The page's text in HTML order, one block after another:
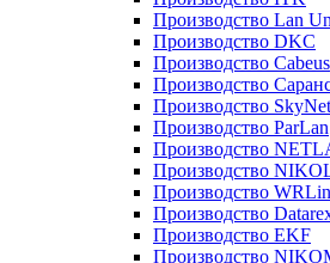
Производство Lan
Производство DKC
Производство Cabeus
Производство
Производство SkyNet
Производство ParLan
Производство
Производство
Производство
Производство
Производство EKF
Производство